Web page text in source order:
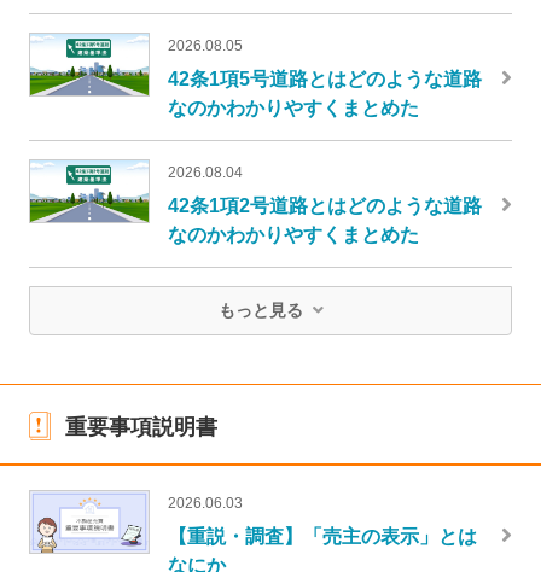
2026.08.05
42条1項5号道路とはどのような道路
なのかわかりやすくまとめた
2026.08.04
42条1項2号道路とはどのような道路
なのかわかりやすくまとめた
もっと見る
重要事項説明書
2026.06.03
【重説・調査】「売主の表示」とは
なにか